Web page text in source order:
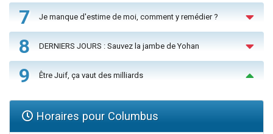
7 Je manque d'estime de moi, comment y remédier ?
8 DERNIERS JOURS : Sauvez la jambe de Yohan
9 Être Juif, ça vaut des milliards
Horaires pour Columbus